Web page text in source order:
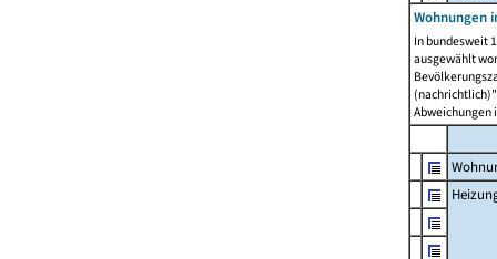
Wohnungen
In bundesweit
ausgewählt
Abweichungen